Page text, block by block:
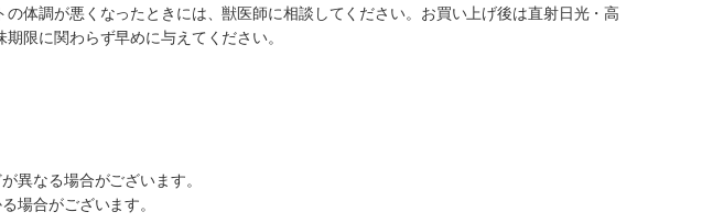
体調が悪くなったときには、獣医師に相談してください。お買い上げ後は直射日光・高
限に関わらず早めに与えてください。
異なる場合がございます。
場合がございます。